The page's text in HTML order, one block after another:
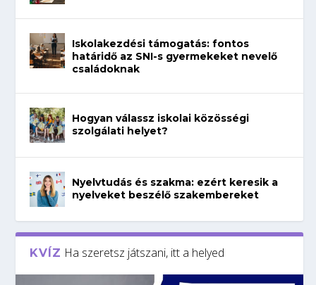
Iskolakezdési támogatás: fontos
határidő az SNI-s gyermekeket nevelő
családoknak
Hogyan válassz iskolai közösségi
szolgálati helyet?
Nyelvtudás és szakma: ezért keresik a
nyelveket beszélő szakembereket
KVÍZ Ha szeretsz játszani, itt a helyed